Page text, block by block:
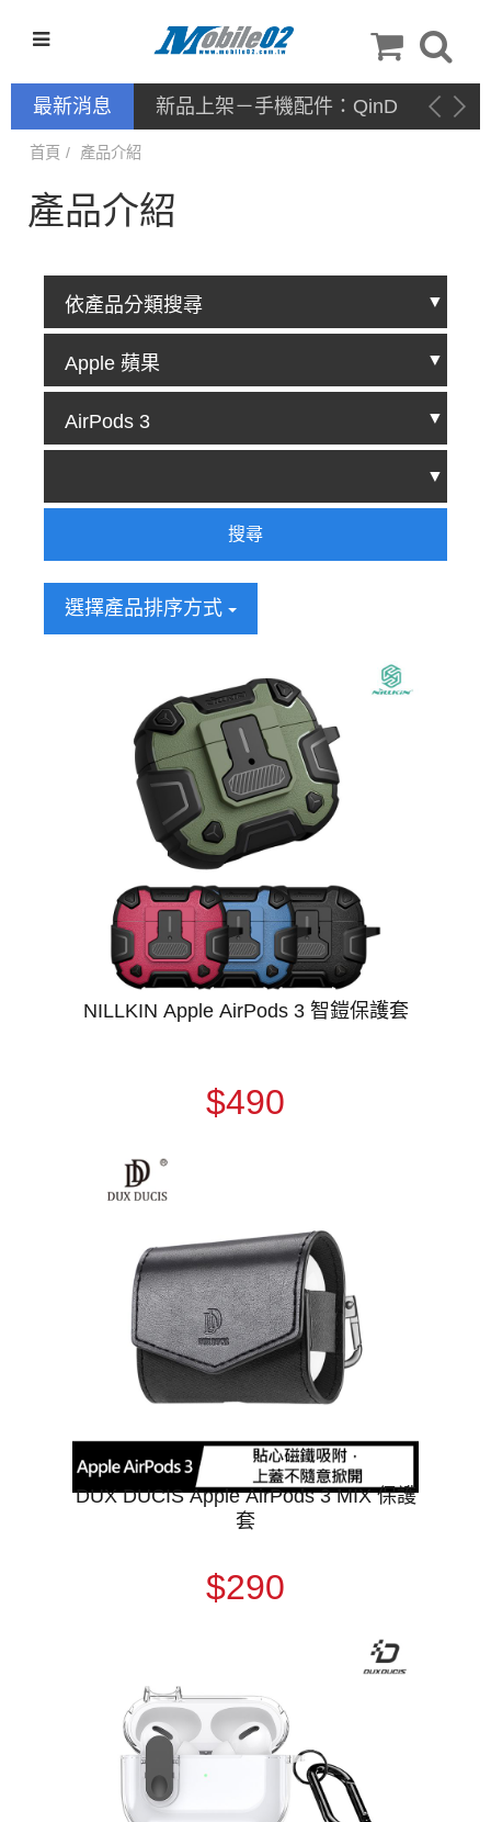
最新消息 新品上架－手機配件：QinD
首頁 產品介紹
產品介紹
搜尋
選擇產品排序方式
NILLKIN Apple AirPods 3 智鎧保護套
$490
DUX DUCIS Apple AirPods 3 MIX 保護
套
$290